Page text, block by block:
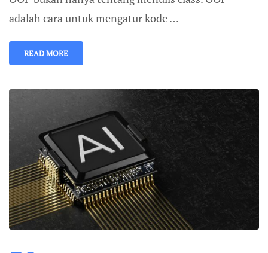
adalah cara untuk mengatur kode …
READ MORE